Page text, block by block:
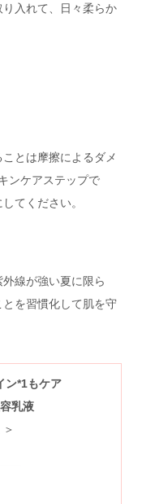
入れて、日々柔らか
とは摩擦によるダメ
ンケアステップで
てください。
線が強い夏に限ら
を習慣化して肌を守
ン*1もケア
乳液